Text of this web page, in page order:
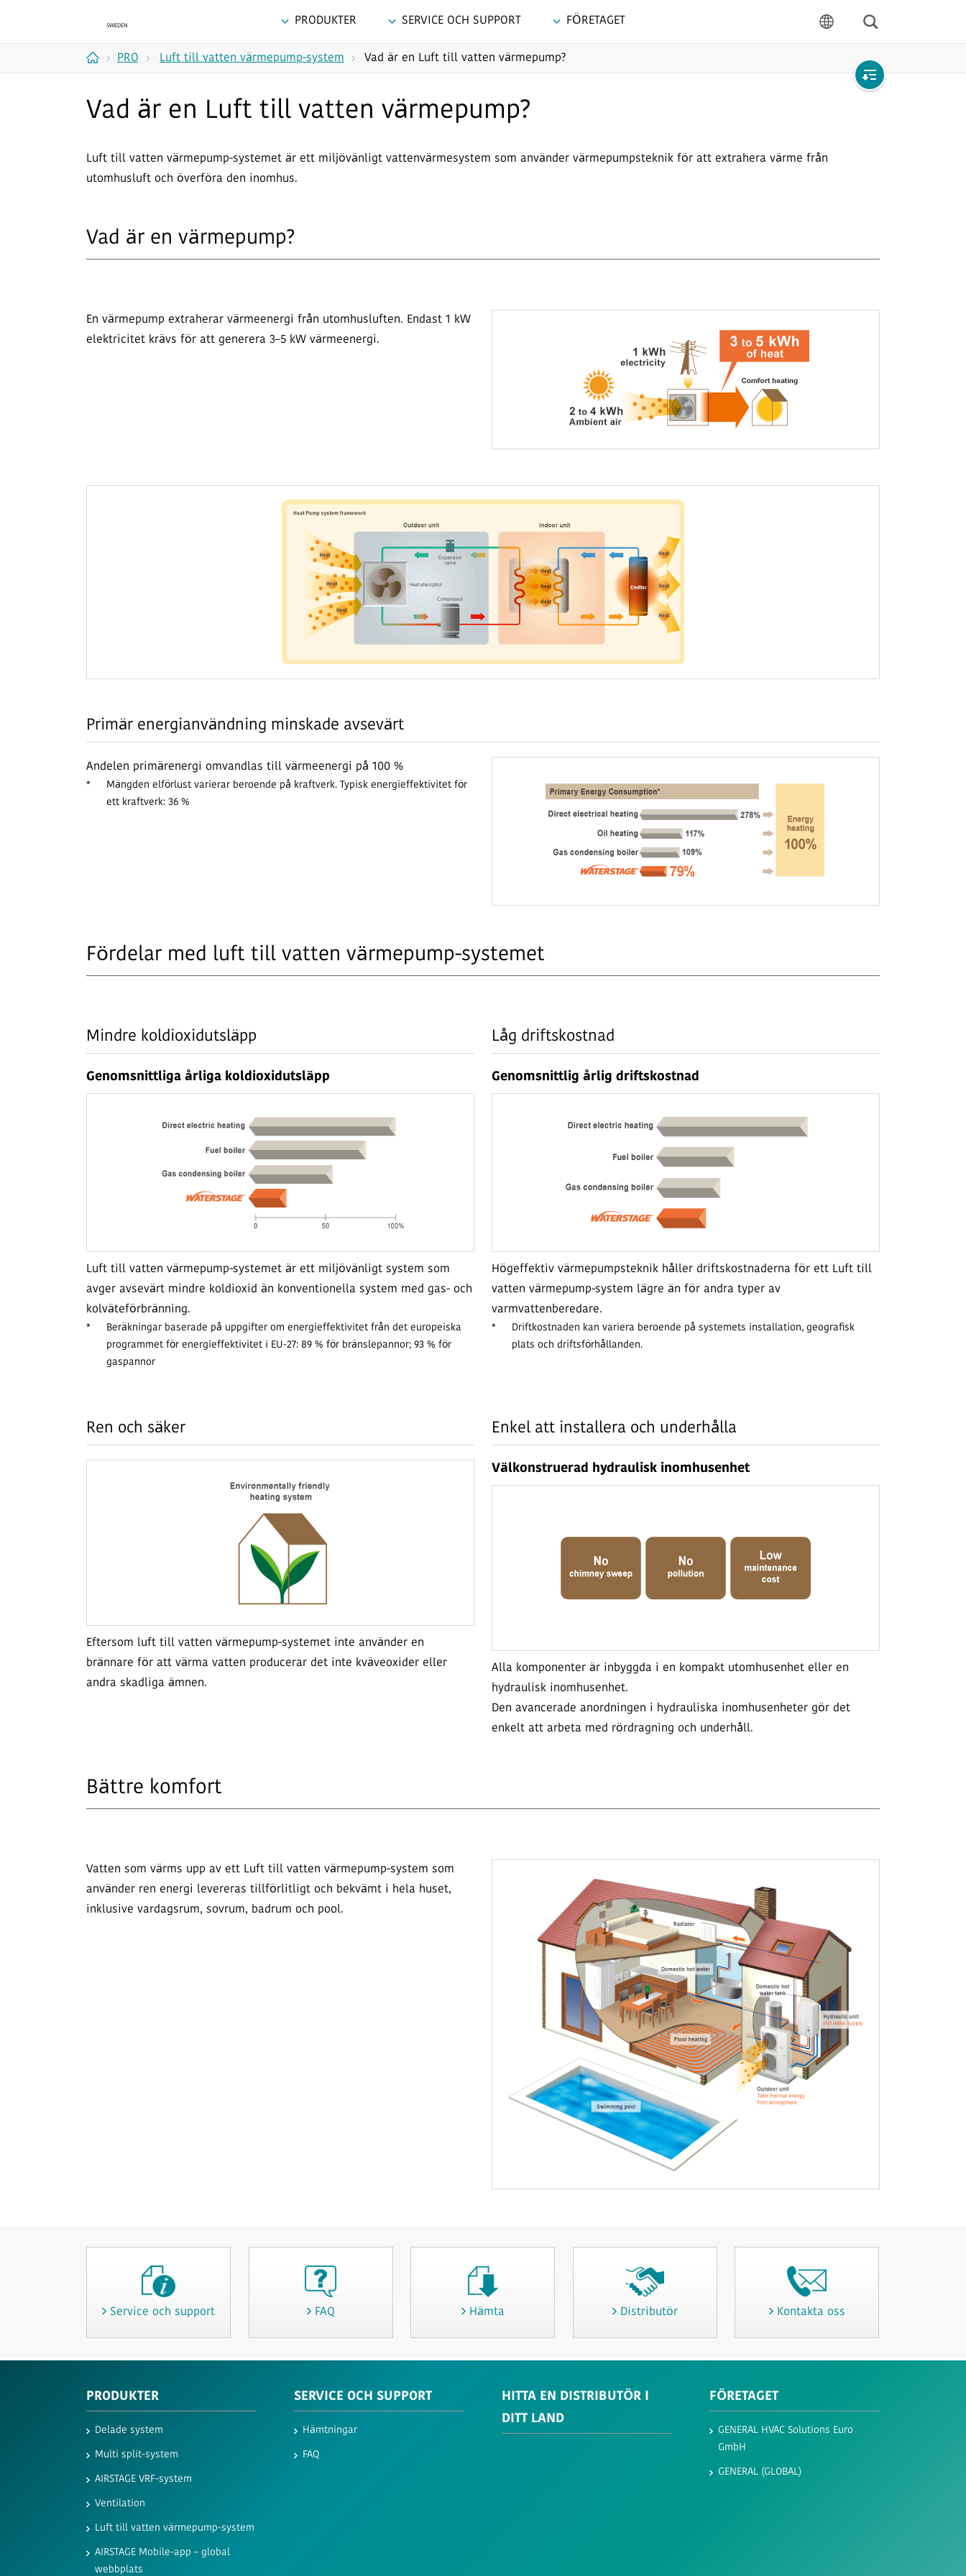
PRODUKTER SERVICE OCH SUPPORT
FÖRETAGET
PRODUKTERLuft till vatten värmepump-system Vad är en Luft till vatten värmepump?
Vad är en Luft till vatten värmepump?
Luft till vatten värmepump-systemet är ett miljövänligt vattenvärmesystem som använder värmepumpsteknik för att extrahera värme från
utomhusluft och överföra den inomhus.
Vad är en värmepump?
En värmepump extraherar värmeenergi från utomhusluften. Endast 1 kW
elektricitet krävs för att generera 3–5 kW värmeenergi.
Primär energianvändning minskade avsevärt
Andelen primärenergi omvandlas till värmeenergi på 100 %
*
Mängden elförlust varierar beroende på kraftverk. Typisk energieffektivitet för
ett kraftverk: 36 %
Fördelar med luft till vatten värmepump-systemet
Mindre koldioxidutsläpp
Genomsnittliga årliga koldioxidutsläpp
Luft till vatten värmepump-systemet är ett miljövänligt system som
avger avsevärt mindre koldioxid än konventionella system med gas- och
kolväteförbränning.
*
Beräkningar baserade på uppgifter om energieffektivitet från det europeiska
programmet för energieffektivitet i EU-27: 89 % för bränslepannor; 93 % för
gaspannor
Låg driftskostnad
Genomsnittlig årlig driftskostnad
Högeffektiv värmepumpsteknik håller driftskostnaderna för ett Luft till
vatten värmepump-system lägre än för andra typer av
varmvattenberedare.
*
Driftkostnaden kan variera beroende på systemets installation, geografisk
plats och driftsförhållanden.
Ren och säker
Eftersom luft till vatten värmepump-systemet inte använder en
brännare för att värma vatten producerar det inte kväveoxider eller
andra skadliga ämnen.
Enkel att installera och underhålla
Välkonstruerad hydraulisk inomhusenhet
Alla komponenter är inbyggda i en kompakt utomhusenhet eller en
hydraulisk inomhusenhet.
Den avancerade anordningen i hydrauliska inomhusenheter gör det
enkelt att arbeta med rördragning och underhåll.
Bättre komfort
Vatten som värms upp av ett Luft till vatten värmepump-system som
använder ren energi levereras tillförlitligt och bekvämt i hela huset,
inklusive vardagsrum, sovrum, badrum och pool.
Service och support FAQ Hämta Distributör Kontakta oss
PRODUKTER
Delade system
Multi split-system
AIRSTAGE VRF-system
Ventilation
Luft till vatten värmepump-system
AIRSTAGE Mobile-app – global
webbplats
SERVICE OCH SUPPORT
Hämtningar
FAQ
HITTA EN DISTRIBUTÖR I
DITT LAND
FÖRETAGET
GENERAL HVAC Solutions Euro
GmbH​
GENERAL (GLOBAL)